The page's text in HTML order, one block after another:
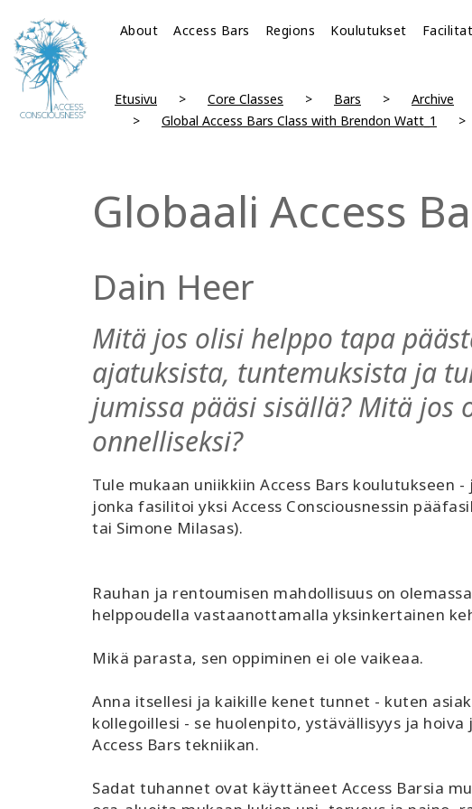
About Access Bars Regions Koulutukset
Etusivu Core Classes Bars
Archive
Global Access Bars Class with Brendon Watt_1
Globaali Access
Dain Heer
Mitä jos olisi helppo tapa
ajatuksista, tuntemuksista ja
jumissa pääsi sisällä? Mitä
onnelliseksi?
Tule mukaan uniikkiin Access Bars
jonka fasilitoi yksi Access Consciousnessin
tai Simone Milasas).
Rauhan ja rentoumisen mahdollisuus on
helppoudella vastaanottamalla yksinkertainen
Mikä parasta, sen oppiminen ei ole vaikeaa.
Anna itsellesi ja kaikille kenet tunnet - kuten
kollegoillesi - se huolenpito, ystävällisyys ja
Access Bars tekniikan.
Sadat tuhannet ovat käyttäneet Access Barsia